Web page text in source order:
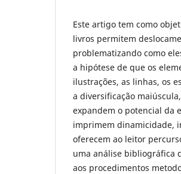
Este artigo tem como
livros permitem
problematizando como
a hipótese de que os
ilustrações, as linhas, os
a diversificação
expandem o potencial da
imprimem dinamicidade,
oferecem ao leitor
uma análise bibliográfica
aos procedimentos